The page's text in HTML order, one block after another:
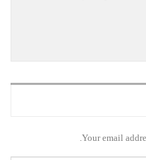
Your email